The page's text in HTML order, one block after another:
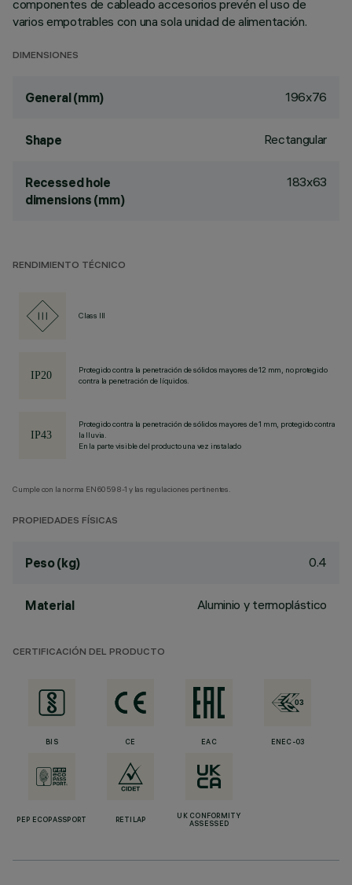
componentes de cableado accesorios prevén el uso de
varios empotrables con una sola unidad de alimentación.
DIMENSIONES
General (mm) 196x76
Shape Rectangular
Recessed hole
dimensions (mm)
183x63
RENDIMIENTO TÉCNICO
Class III
Protegido contra la penetración de sólidos mayores de 12 mm, no protegido
contra la penetración de líquidos.
Protegido contra la penetración de sólidos mayores de 1 mm, protegido contra
la lluvia.
En la parte visible del producto una vez instalado
Cumple con la norma EN60598-1 y las regulaciones pertinentes.
PROPIEDADES FÍSICAS
Peso (kg) 0.4
Material Aluminio y termoplástico
CERTIFICACIÓN DEL PRODUCTO
BIS CE EAC ENEC-03
PEP ECOPASSPORT RETILAP
UK CONFORMITY
ASSESSED